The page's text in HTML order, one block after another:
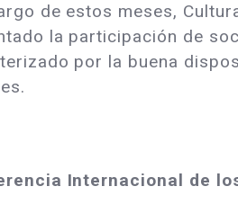
de estos meses,
la participación de
por la buena
Internacional de